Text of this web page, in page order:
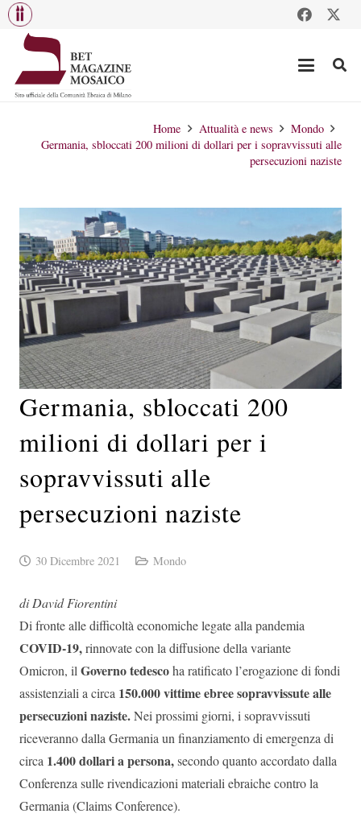
Home Attualità e news
Mondo
Germania, sbloccati 200 milioni di dollari per i sopravvissuti alle
persecuzioni naziste
Germania, sbloccati 200
milioni di dollari per i
sopravvissuti alle
persecuzioni naziste
30 Dicembre 2021 Mondo
di David Fiorentini
Di fronte alle difficoltà economiche legate alla pandemia
COVID-19,rinnovate con la diffusione della variante
Omicron, ilGoverno tedescoha ratificato l’erogazione di fondi
assistenziali a circa 150.000 vittime ebree sopravvissute alle
persecuzioni naziste.Nei prossimi giorni, i sopravvissuti
riceveranno dalla Germania un finanziamento di emergenza di
circa 1.400 dollari a persona,secondo quanto accordato dalla
Conferenza sulle rivendicazioni materiali ebraiche contro la
Germania (Claims Conference).